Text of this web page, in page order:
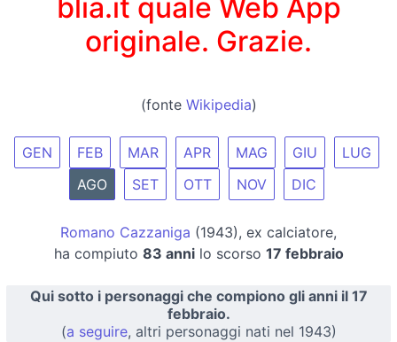
blia.it quale Web App
originale. Grazie.
(fonte Wikipedia)
GEN FEB MAR APR MAG GIU
LUG
AGO
SET OTT NOV DIC
Romano Cazzaniga (1943), ex calciatore,
ha compiuto 83 annilo scorso 17 febbraio
Qui sotto i personaggi che compiono gli anni il 17
febbraio.
(a seguire, altri personaggi nati nel 1943)